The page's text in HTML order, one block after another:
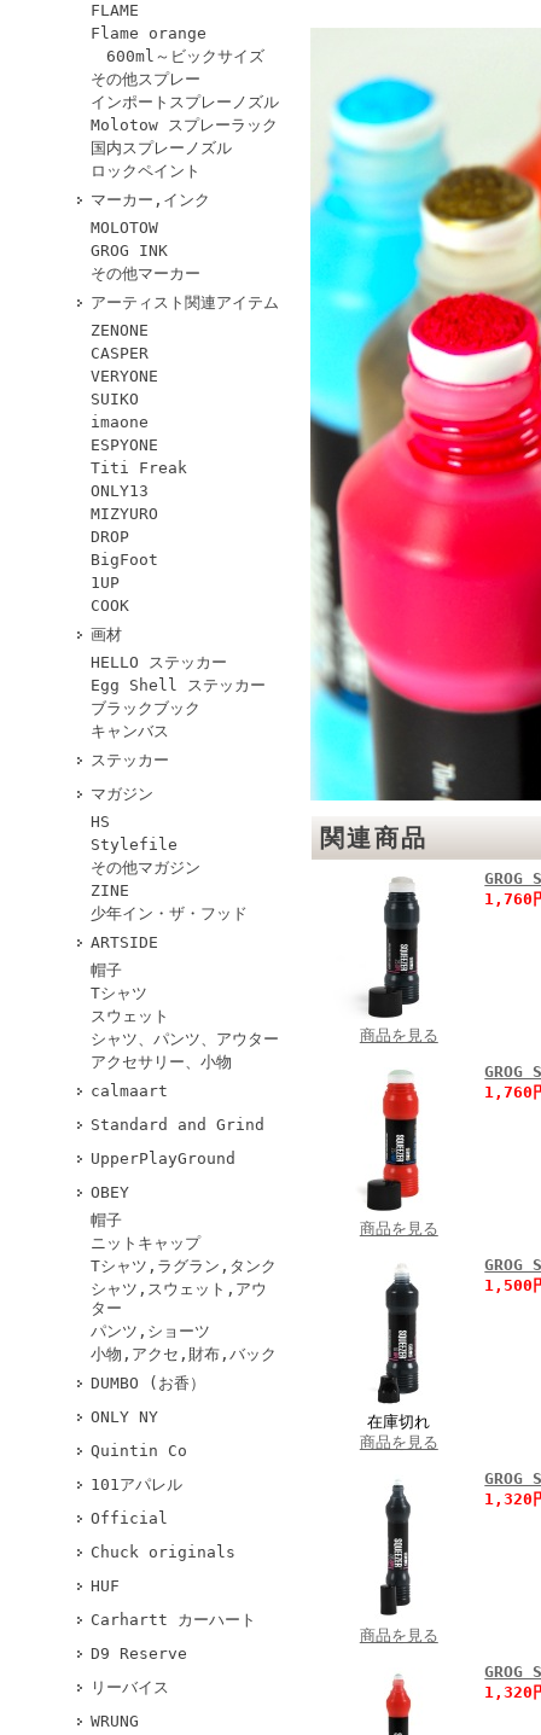
FLAME
Flame orange
600ml～ビックサイズ
その他スプレー
インポートスプレーノズル
Molotow スプレーラック
国内スプレーノズル
ロックペイント
マーカー,インク
MOLOTOW
GROG INK
その他マーカー
アーティスト関連アイテム
ZENONE
CASPER
VERYONE
SUIKO
imaone
ESPYONE
Titi Freak
ONLY13
MIZYURO
DROP
BigFoot
1UP
COOK
画材
HELLO ステッカー
Egg Shell ステッカー
ブラックブック
キャンバス
ステッカー
マガジン
HS
Stylefile
その他マガジン
ZINE
少年イン・ザ・フッド
ARTSIDE
帽子
Tシャツ
スウェット
シャツ、パンツ、アウター
アクセサリー、小物
calmaart
Standard and Grind
UpperPlayGround
OBEY
帽子
ニットキャップ
Tシャツ,ラグラン,タンク
シャツ,スウェット,アウ
ター
パンツ,ショーツ
小物,アクセ,財布,バック
DUMBO (お香）
ONLY NY
Quintin Co
101アパレル
Official
Chuck originals
HUF
Carhartt カーハート
D9 Reserve
リーバイス
WRUNG
関連商品
商品を見る
1,760
商品を見る
1,760
在庫切れ
商品を見る
1,500
商品を見る
1,320
1,320